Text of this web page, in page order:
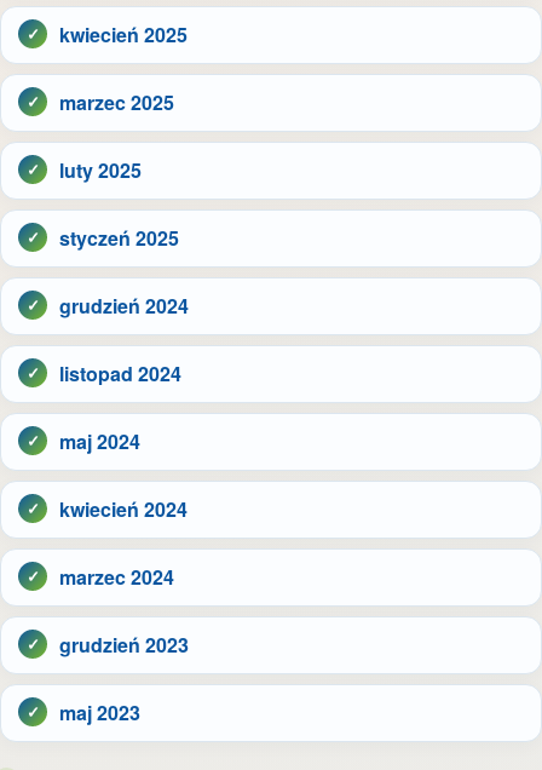
kwiecień 2025
marzec 2025
luty 2025
styczeń 2025
grudzień 2024
listopad 2024
maj 2024
kwiecień 2024
marzec 2024
grudzień 2023
maj 2023